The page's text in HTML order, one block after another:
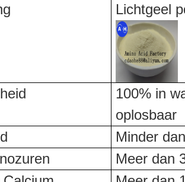
Lichtgeel
100% in
oplosbaar
Minder
Meer dan